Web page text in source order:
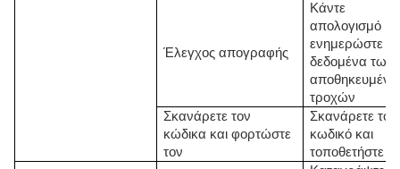
Έλεγχος απογραφής
Κάντε
απολογισμό
ενημερώστε τα
δεδομένα των
τροχών
Σκανάρετε τον
κώδικα και φορτώστε
τον
Σκανάρετε τον
κωδικό και
τοποθετήστε